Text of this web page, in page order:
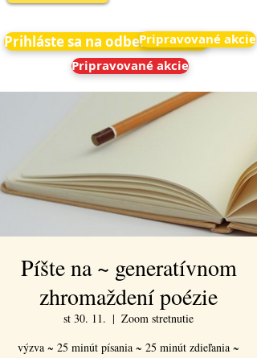
Prihláste sa na odber noviniek
Pripravované akcie
Pripravované akcie
Píšte na ~ generatívnom
zhromaždení poézie
st 30. 11.
  |
Zoom stretnutie
výzva ~ 25 minút písania ~ 25 minút zdieľania ~